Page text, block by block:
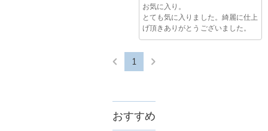
お気に入り。
とても気に入りました。綺麗に仕上
げ頂きありがとうございました。
1
おすすめ